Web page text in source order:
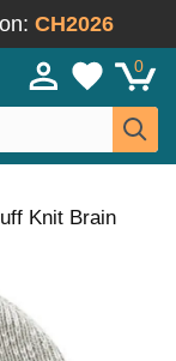
CH2026
0
Knit Brain